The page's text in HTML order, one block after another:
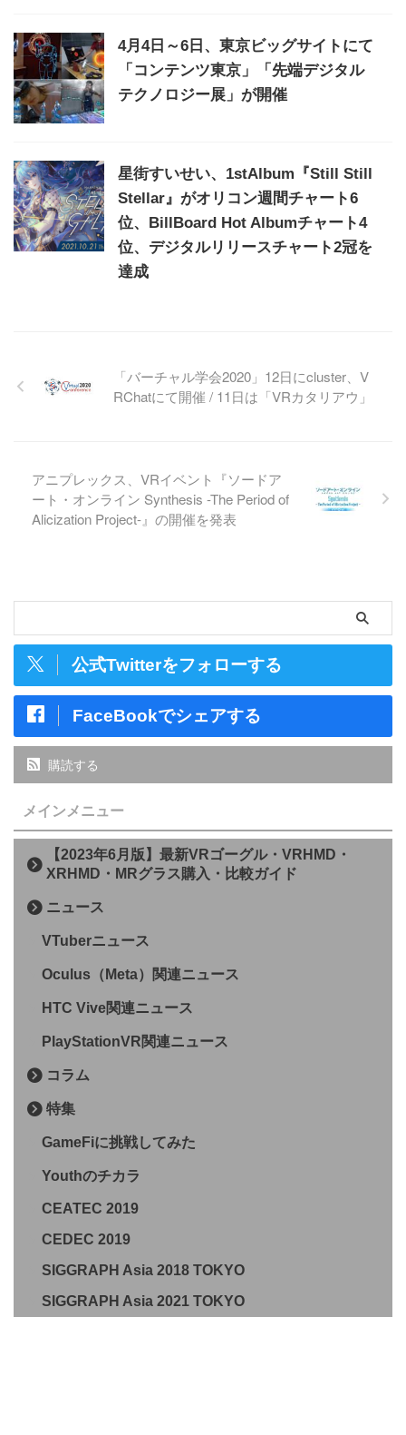
4月4日～6日、東京ビッグサイトにて
「コンテンツ東京」「先端デジタル
テクノロジー展」が開催
星街すいせい、1stAlbum『Still Still
Stellar』がオリコン週間チャート6
位、BillBoard Hot Albumチャート4
位、デジタルリリースチャート2冠を
達成
「バーチャル学会2020」12日にcluster、V
RChatにて開催 / 11日は「VRカタリアウ」
アニプレックス、VRイベント『ソードア
ート・オンライン Synthesis -The Period of
Alicization Project-』の開催を発表
公式Twitterをフォローする
FaceBookでシェアする
購読する
メインメニュー
【2023年6月版】最新VRゴーグル・VRHMD・
XRHMD・MRグラス購入・比較ガイド
ニュース
VTuberニュース
Oculus（Meta）関連ニュース
HTC Vive関連ニュース
PlayStationVR関連ニュース
コラム
特集
GameFiに挑戦してみた
Youthのチカラ
CEATEC 2019
CEDEC 2019
SIGGRAPH Asia 2018 TOKYO
SIGGRAPH Asia 2021 TOKYO